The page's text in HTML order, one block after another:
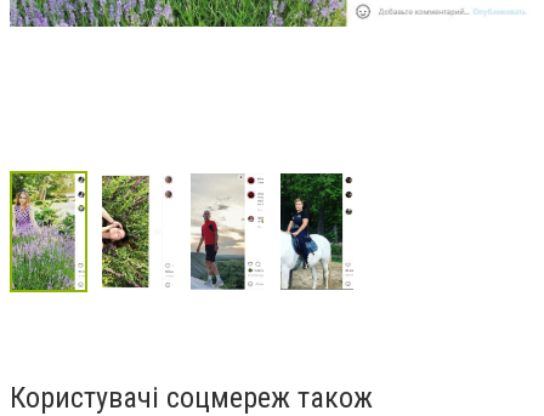
Користувачі соцмереж також